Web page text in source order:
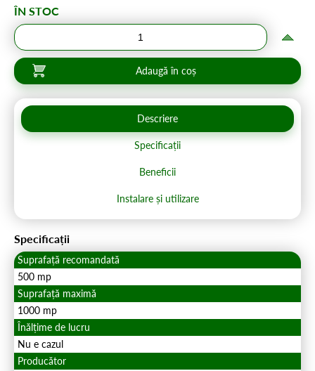
ÎN STOC
Adaugă în coș
Descriere
Specificații
Beneficii
Instalare și utilizare
Specificații
Suprafață recomandată
500 mp
Suprafață maximă
1000 mp
Înălțime de lucru
Nu e cazul
Producător